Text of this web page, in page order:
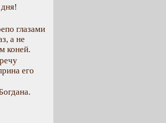
глазами
а не
коней.
его